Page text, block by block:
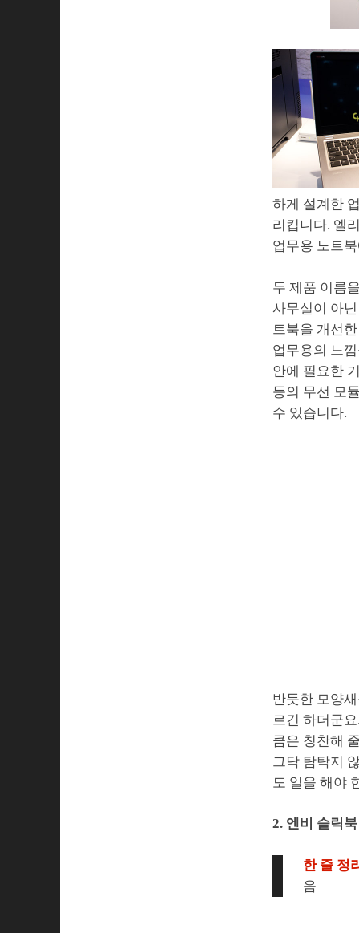
하게 설계한
리킵니다. 엘
업무용 노트
두 제품 이름
사무실이 아
트북을 개선
업무용의 느
안에 필요한
등의 무선 모
수 있습니다.
반듯한 모양
르긴 하더군
큼은 칭찬해
그닥 탐탁지
도 일을 해야
2. 엔비 슬릭북
한 줄 정
음